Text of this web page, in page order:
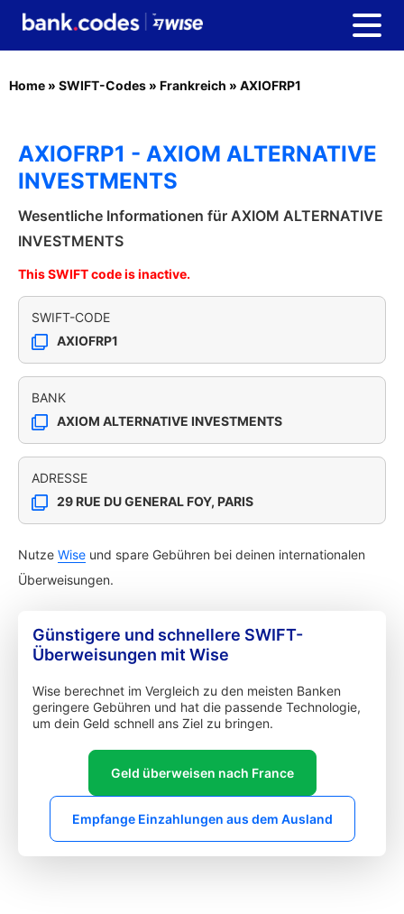
Home » SWIFT-Codes » Frankreich » AXIOFRP1
AXIOFRP1 - AXIOM ALTERNATIVE
INVESTMENTS
Wesentliche Informationen für AXIOM ALTERNATIVE
INVESTMENTS
This SWIFT code is inactive.
SWIFT-CODE
AXIOFRP1
BANK
AXIOM ALTERNATIVE INVESTMENTS
ADRESSE
29 RUE DU GENERAL FOY, PARIS
Nutze Wise und spare Gebühren bei deinen internationalen
Überweisungen.
Günstigere und schnellere SWIFT-
Überweisungen mit Wise
Wise berechnet im Vergleich zu den meisten Banken
geringere Gebühren und hat die passende Technologie,
um dein Geld schnell ans Ziel zu bringen.
Geld überweisen nach France
Empfange Einzahlungen aus dem Ausland